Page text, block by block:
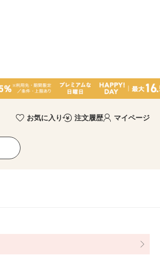
お気に入り 注文履歴 マイページ